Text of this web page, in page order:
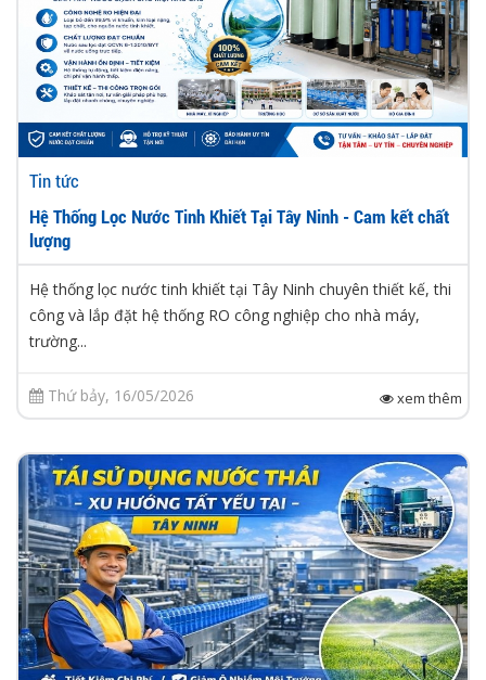
Tin tức
Hệ Thống Lọc Nước Tinh Khiết Tại Tây Ninh - Cam kết chất
lượng
Hệ thống lọc nước tinh khiết tại Tây Ninh chuyên thiết kế, thi
công và lắp đặt hệ thống RO công nghiệp cho nhà máy,
trường...
Thứ bảy, 16/05/2026 xem thêm